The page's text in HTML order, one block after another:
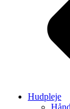
Hudpleje